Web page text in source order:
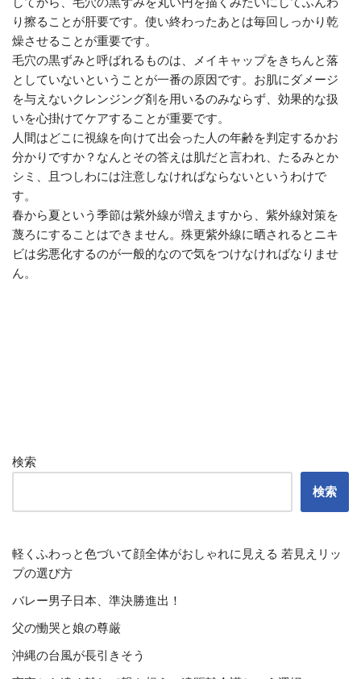
り擦ることが肝要です。使い終わったあとは毎回しっかり乾
燥させることが重要です。
毛穴の黒ずみと呼ばれるものは、メイキャップをきちんと落
としていないということが一番の原因です。お肌にダメージ
を与えないクレンジング剤を用いるのみならず、効果的な扱
いを心掛けてケアすることが重要です。
人間はどこに視線を向けて出会った人の年齢を判定するかお
分かりですか？なんとその答えは肌だと言われ、たるみとか
シミ、且つしわには注意しなければならないというわけで
す。
春から夏という季節は紫外線が増えますから、紫外線対策を
蔑ろにすることはできません。殊更紫外線に晒されるとニキ
ビは劣悪化するのが一般的なので気をつけなければなりませ
ん。
検索
検索
軽くふわっと色づいて顔全体がおしゃれに見える 若見えリッ
プの選び方
バレー男子日本、準決勝進出！
父の慟哭と娘の尊厳
沖縄の台風が長引きそう